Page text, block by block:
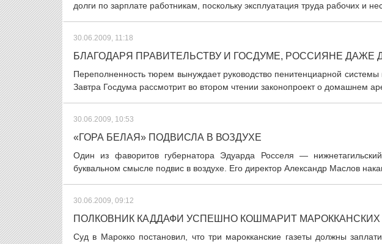
долги по зарплате работникам, поскольку эксплуатация труда рабочих и
30.06.2009, 11:18
БЛАГОДАРЯ ПРАВИТЕЛЬСТВУ И ГОСДУМЕ, РОССИЯНЕ ДАЖЕ
Переполненность тюрем вынуждает руководство пенитенциарной системы
Завтра Госдума рассмотрит во втором чтении законопроект о домашнем
30.06.2009, 10:53
«ГОРА БЕЛАЯ» ПОДВИСЛА В ВОЗДУХЕ
Один из фаворитов губернатора Эдуарда Росселя —
буквальном смысле подвис в воздухе. Его директор Александр Маслов
30.06.2009, 09:12
ПОЛКОВНИК КАДДАФИ УСПЕШНО КОШМАРИТ
Суд в Марокко постановил, что три марокканские газеты должны